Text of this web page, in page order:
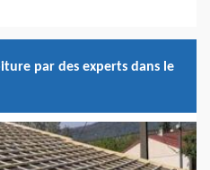
par des experts dans le